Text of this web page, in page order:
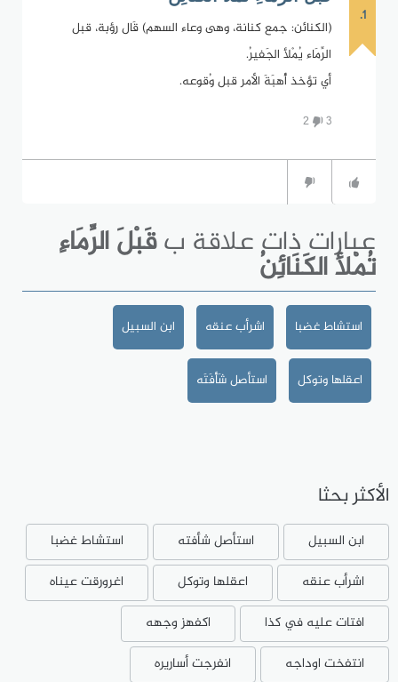
1.
(الكنائن: جمع كنانة، وهى وعاء السهم) قَال رؤبة، قبل
الرِّمَاء يُمْلأ الجَفيرُ.
أي تؤخذ أُهبَةَ الأمر قبل وُقوعه.
3
2
عبارات ذات علاقة بقَبْلَ الرِّمَاءِ
تُمْلأ الكَنَائِنُ
استشاط غضبا اشرأب عنقه ابن السبيل
اعقلها وتوكل استأصل شَأْفَتَه
الأكثر بحثا
ابن السبيل استأصل شأفته
استشاط غضبا
اشرأب عنقه
اعقلها وتوكل
اغرورقت عيناه
افتات عليه في كذا
اكفهز وجهه
انتفخت اوداجه
انفرجت أساريره